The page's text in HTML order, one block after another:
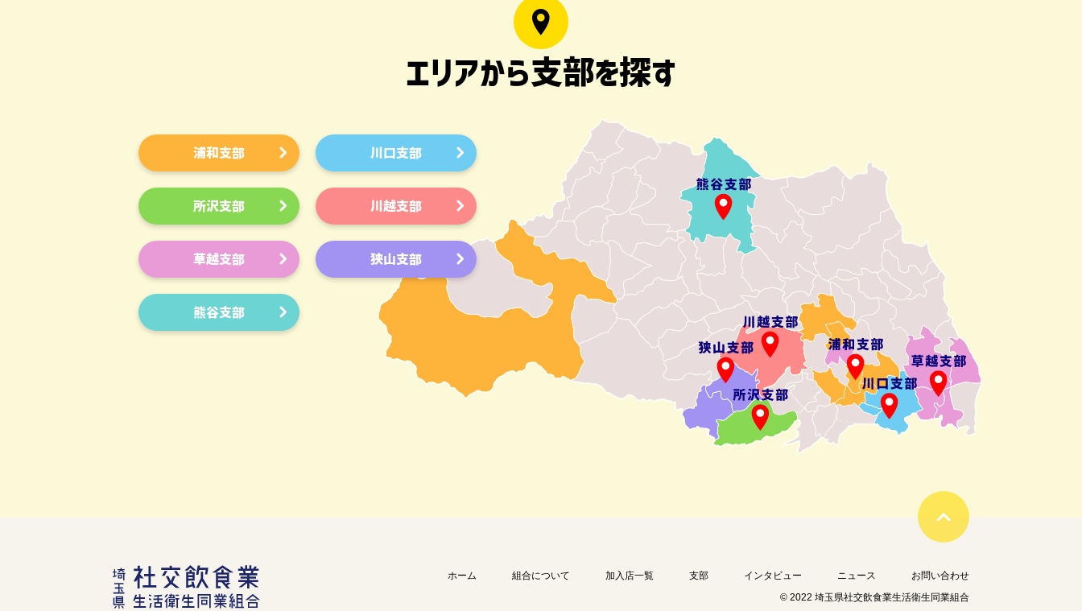
エリアから支部を探す
浦和支部 川口支部
所沢支部 川越支部
草越支部 狭山支部
熊谷支部
ホーム 組合について 加入店一覧 支部 インタビュー ニュース お問い合わせ
© 2022 埼玉県社交飲食業生活衛生同業組合